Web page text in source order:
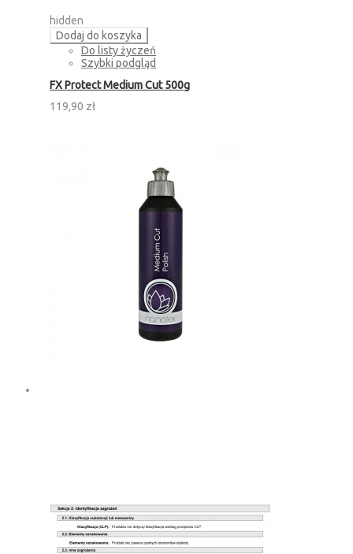
hidden
Dodaj do koszyka
Do listy życzeń
Szybki podgląd
FX Protect Medium Cut 500g
119,90 zł